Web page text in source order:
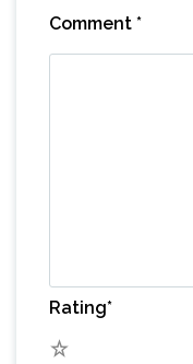
Comment *
Rating*